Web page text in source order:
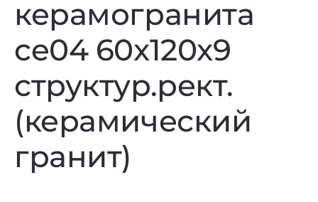
керамогранита
ce04 60x120x9
структур.рект.
(керамический
гранит)